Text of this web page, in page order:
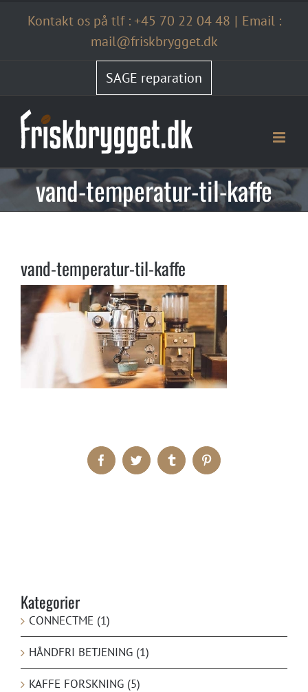
Kontakt os på tlf :+45 70 22 04 48 | Email :
mail@friskbrygget.dk
SAGE reparation
vand-temperatur-til-kaffe
vand-temperatur-til-kaffe
FacebookTwitter TumblrPinterest
Kategorier
CONNECTME (1)
HÅNDFRI BETJENING (1)
KAFFE FORSKNING (5)